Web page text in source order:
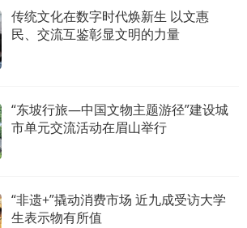
传统文化在数字时代焕新生 以文惠
民、交流互鉴彰显文明的力量
“东坡行旅—中国文物主题游径”建设城
市单元交流活动在眉山举行
“非遗+”撬动消费市场 近九成受访大学
生表示物有所值